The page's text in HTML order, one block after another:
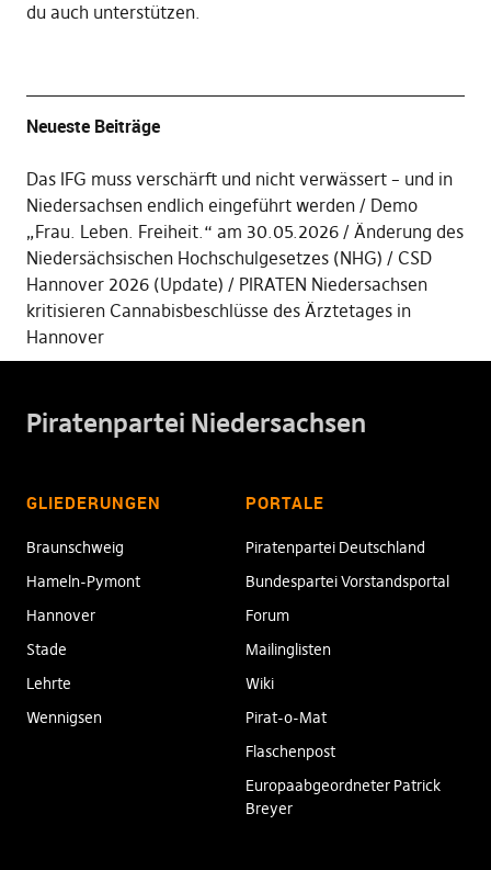
du auch unterstützen.
Neueste Beiträge
Das IFG muss verschärft und nicht verwässert – und in
Niedersachsen endlich eingeführt werden
Demo
„Frau. Leben. Freiheit.“ am 30.05.2026
Änderung des
Niedersächsischen Hochschulgesetzes (NHG)
CSD
Hannover 2026 (Update)
PIRATEN Niedersachsen
kritisieren Cannabisbeschlüsse des Ärztetages in
Hannover
Piratenpartei Niedersachsen
GLIEDERUNGEN
Braunschweig
Hameln-Pymont
Hannover
Stade
Lehrte
Wennigsen
PORTALE
Piratenpartei Deutschland
Bundespartei Vorstandsportal
Forum
Mailinglisten
Wiki
Pirat-o-Mat
Flaschenpost
Europaabgeordneter Patrick
Breyer